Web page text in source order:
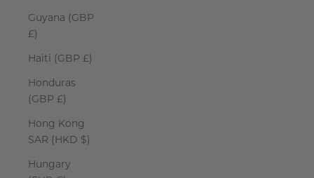
Guyana (GBP
£)
Haiti (GBP £)
Honduras
(GBP £)
Hong Kong
SAR (HKD $)
Hungary